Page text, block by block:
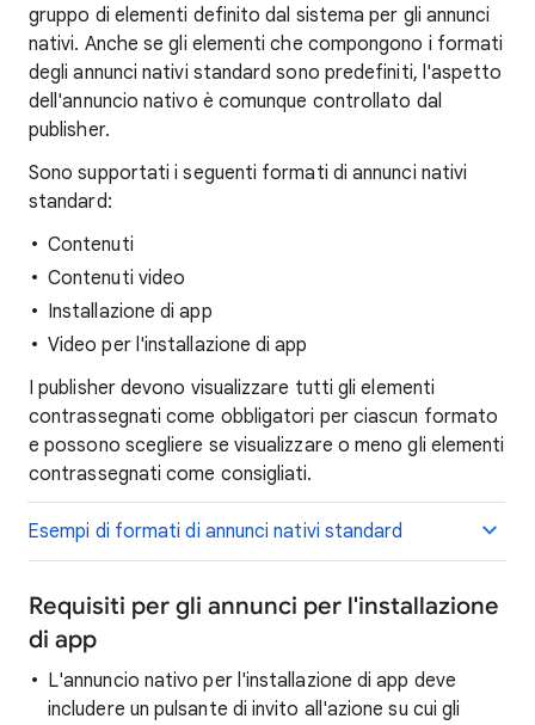
gruppo di elementi definito dal sistema per gli annunci
nativi. Anche se gli elementi che compongono i formati
degli annunci nativi standard sono predefiniti, l'aspetto
dell'annuncio nativo è comunque controllato dal
publisher.
Sono supportati i seguenti formati di annunci nativi
standard:
Contenuti
Contenuti video
Installazione di app
Video per l'installazione di app
I publisher devono visualizzare tutti gli elementi
contrassegnati come obbligatori per ciascun formato
e possono scegliere se visualizzare o meno gli elementi
contrassegnati come consigliati.
Esempi di formati di annunci nativi standard
Requisiti per gli annunci per l'installazione
di app
L'annuncio nativo per l'installazione di app deve
includere un pulsante di invito all'azione su cui gli